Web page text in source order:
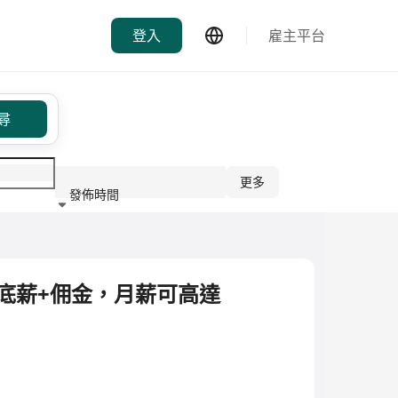
登入 雇主平台
發佈時間
更多
薪+佣金，月薪可高達